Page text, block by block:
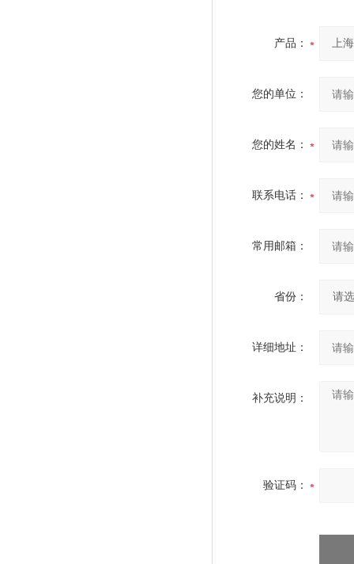
产品：
您的单位：
您的姓名：
联系电话：
常用邮箱：
省份：
详细地址：
补充说明：
验证码：